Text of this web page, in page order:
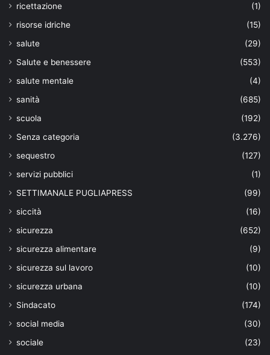
ricettazione
(1)
risorse idriche
(15)
salute
(29)
Salute e benessere
(553)
salute mentale
(4)
sanità
(685)
scuola
(192)
Senza categoria
(3.276)
sequestro
(127)
servizi pubblici
(1)
SETTIMANALE PUGLIAPRESS
(99)
siccità
(16)
sicurezza
(652)
sicurezza alimentare
(9)
sicurezza sul lavoro
(10)
sicurezza urbana
(10)
Sindacato
(174)
social media
(30)
sociale
(23)